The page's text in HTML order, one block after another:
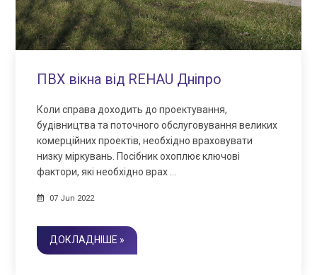
ПВХ вікна від REHAU Дніпро
Коли справа доходить до проектування,
будівництва та поточного обслуговування великих
комерційних проектів, необхідно враховувати
низку міркувань. Посібник охоплює ключові
фактори, які необхідно врах …
07 Jun 2022
ДОКЛАДНІШЕ »